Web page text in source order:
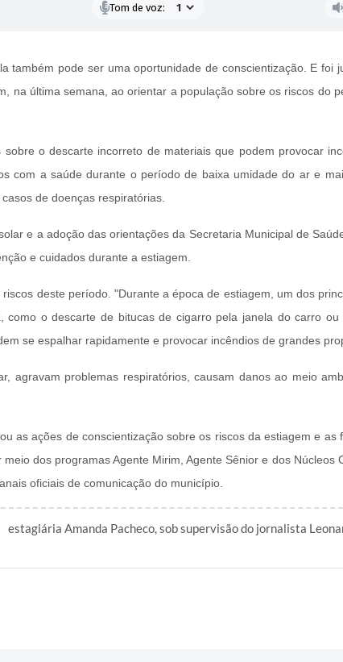
Tom de voz:
pode ser uma oportunidade de conscientização. E foi
na última semana, ao orientar a população sobre os riscos do
o descarte incorreto de materiais que podem provocar
com a saúde durante o período de baixa umidade do ar e
de doenças respiratórias.
e a adoção das orientações da Secretaria Municipal de
e cuidados durante a estiagem.
deste período. "Durante a época de estiagem, um dos
o descarte de bitucas de cigarro pela janela do carro
se espalhar rapidamente e provocar incêndios de grandes
agravam problemas respiratórios, causam danos ao meio
as ações de conscientização sobre os riscos da estiagem e as
dos programas Agente Mirim, Agente Sênior e dos Núcleos
oficiais de comunicação do município.
estagiária Amanda Pacheco, sob supervisão do jornalista